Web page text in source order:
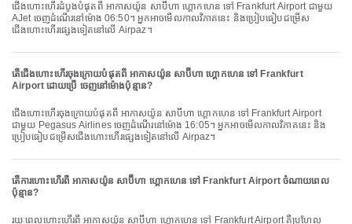
ជើងហោះហើរដំបូងបំផុតពី អាកាសយ៉ូន សាប៊ីហា ហ្គោកហេន ទៅ Frankfurt Airport ជាមួយ
AJet ចេញដំណើរនៅម៉ោង 06:50។ អ្នកអាចមើលកាលវិភាគនេះ និងប្រៀបធៀបជម្រើស
ជើងហោះហើរផ្សេងទៀតនៅលើ Airpaz។
តើជើងហោះហើរចុងក្រោយបំផុតពី អាកាសយ៉ូន សាប៊ីហា ហ្គោកហេន ទៅ Frankfurt
Airport ដោយប្រើ ចេញនៅម៉ោងប៉ុន្មាន?
ជើងហោះហើរចុងក្រោយបំផុតពី អាកាសយ៉ូន សាប៊ីហា ហ្គោកហេន ទៅ Frankfurt Airport
ជាមួយ Pegasus Airlines ចេញដំណើរនៅម៉ោង 16:05។ អ្នកអាចមើលកាលវិភាគនេះ និង
ប្រៀបធៀបជម្រើសជើងហោះហើរផ្សេងទៀតនៅលើ Airpaz។
តើការហោះហើរពី អាកាសយ៉ូន សាប៊ីហា ហ្គោកហេន ទៅ Frankfurt Airport ចំណាយពេល
ប៉ុន្មាន?
រយៈពេលហោះហើរពី អាកាសយ៉ូន សាប៊ីហា ហ្គោកហេន ទៅ Frankfurt Airport គឺប្រហែល